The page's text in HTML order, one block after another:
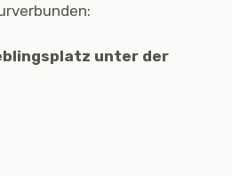
unter der